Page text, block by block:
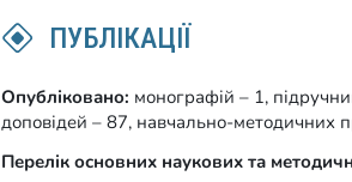
ПУБЛІКАЦІЇ
Опубліковано: монографій – 1,
доповідей – 87, навчально-методичних
Перелік основних наукових та